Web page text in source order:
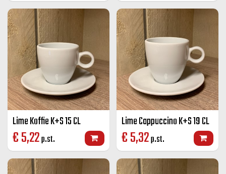
Lime Koffie K+S 15 CL
€5,22p.st.
Lime Cappuccino K+S 19 CL
€5,32p.st.